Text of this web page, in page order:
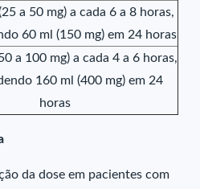
a 50 mg) a cada 6 a 8 horas,
60 ml (150 mg) em 24 horas
a 100 mg) a cada 4 a 6 horas,
160 ml (400 mg) em 24
horas
da dose em pacientes com